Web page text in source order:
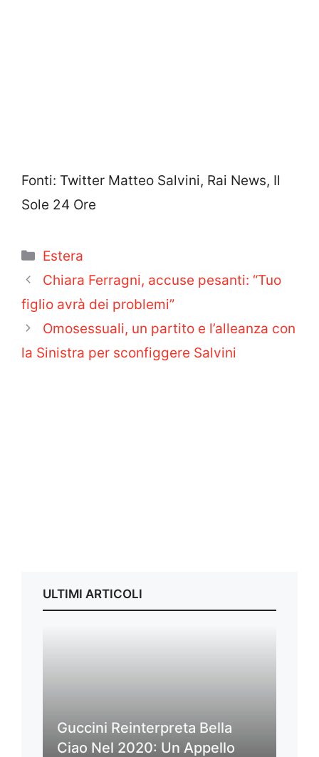
Fonti: Twitter Matteo Salvini, Rai News, Il
Sole 24 Ore
Categorie
Estera
Chiara Ferragni, accuse pesanti: “Tuo
figlio avrà dei problemi”
Omosessuali, un partito e l’alleanza con
la Sinistra per sconfiggere Salvini
ULTIMI ARTICOLI
Guccini Reinterpreta Bella
Ciao Nel 2020: Un Appello